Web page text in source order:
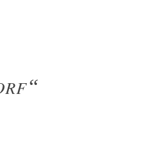
“